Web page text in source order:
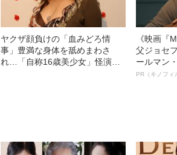
ヤクザ顔負けの「血みどろ情
事」豊満な身体を舐めまわさ
れ…「自称16歳美少女」怪演
《映画『
父ジョセ
ールマン
ルインタ
PR（キノフィ